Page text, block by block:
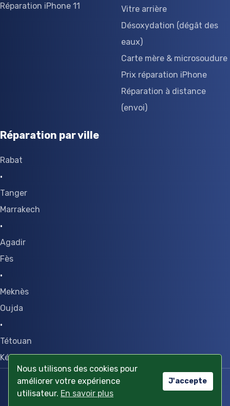
Nous utilisons des cookies pour
améliorer votre expérience
utilisateur. En savoir plus
J'accepte
Réparation iPhone 11
Vitre arrière
Désoxydation (dégât des
eaux)
Carte mère & microsoudure
Prix réparation iPhone
Réparation à distance
(envoi)
Réparation par ville
Rabat
·
Tanger
Marrakech
·
Agadir
Fès
·
Meknès
Oujda
·
Tétouan
Kénitra
Confidentialité des données